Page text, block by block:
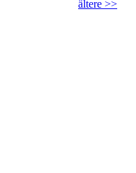
ältere >>